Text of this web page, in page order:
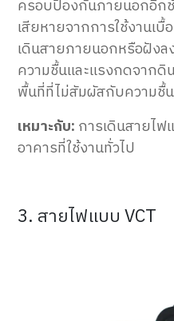
ครอบป้องกันภายนอกอีก
เสียหายจากการใช้งานเ
เดินสายภายนอกหรือฝังล
ความชื้นและแรงกดจากดิ
พื้นที่ที่ไม่สัมผัสกับความชื้น
เหมาะกับ: การเดินสายไ
อาคารที่ใช้งานทั่วไป
3. สายไฟแบบ VCT